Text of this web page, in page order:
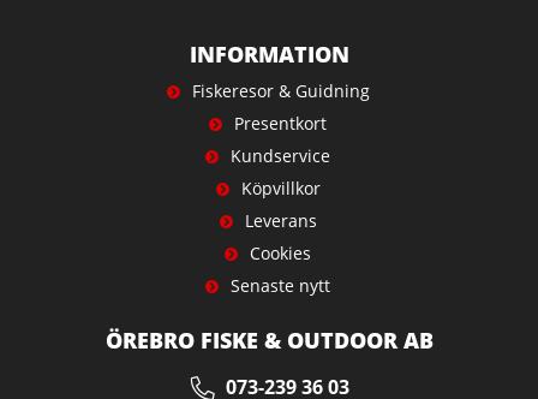
INFORMATION
Fiskeresor & Guidning
Presentkort
Kundservice
Köpvillkor
Leverans
Cookies
Senaste nytt
ÖREBRO FISKE & OUTDOOR AB
073-239 36 03